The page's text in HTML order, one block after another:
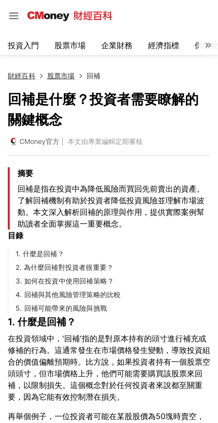
投資入門 股票市場 企業財務 經濟指標 保險
財經百科 股票市場 回補
回補是什麼？投資者需要瞭解的
關鍵概念
CMoney官方 | 本文由專業編輯定期審核
摘要
回補是指在投資中為降低風險而買回先前賣出的資產。
了解回補機制有助於投資者降低投資風險並理解市場波
動。本文深入解析回補的原理與作用，提供實際案例幫
助讀者全面掌握這一重要概念。
目錄
1. 什麼是回補？
2. 為什麼回補對投資者很重要？
3. 如何在投資中使用回補策略？
4. 回補與其他風險管理策略的比較
5. 回補可能帶來的風險與挑戰
1. 什麼是回補？
在投資領域中，'回補'指的是對原本持有的頭寸進行補充或
修補的行為。這通常發生在市場價格發生變動，導致投資組
合的價值偏離預期時。比方說，如果投資者持有一個股票空
頭頭寸，但市場價格上升，他們可能需要購買該股票來回
補，以限制損失。這個概念對於任何投資者來說都至關重
再舉個例子，一位投資者可能在某股股價為50塊時賣空，